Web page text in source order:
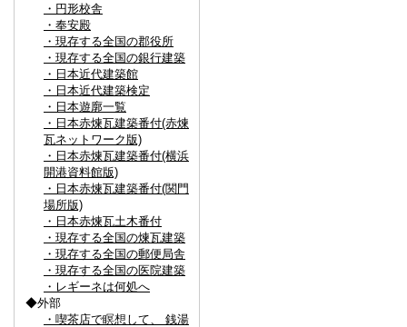
・円形校舎
・奉安殿
・現存する全国の郡役所
・現存する全国の銀行建築
・日本近代建築館
・日本近代建築検定
・日本遊廓一覧
・日本赤煉瓦建築番付(赤煉
瓦ネットワーク版)
・日本赤煉瓦建築番付(横浜
開港資料館版)
・日本赤煉瓦建築番付(関門
場所版)
・日本赤煉瓦土木番付
・現存する全国の煉瓦建築
・現存する全国の郵便局舎
・現存する全国の医院建築
・レギーネは何処へ
◆外部
・喫茶店で瞑想して、 銭湯